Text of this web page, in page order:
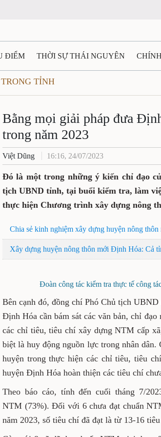
ĐIỂM THỜI SỰ THÁI NGUYÊN
- AN NINH
- ĐẤT NƯỚC QUỐC TẾ TÀI
CHÍNH SÁCH MỚI
TỈNH
Bằng mọi giải pháp đưa
trong năm 2023
Việt Dũng 16:16, 24/07/2023
Đó là một trong những ý kiến chỉ đạo
tịch UBND tỉnh, tại buổi kiểm tra, làm
thực hiện Chương trình xây dựng nông
Chia sẻ kinh nghiệm xây dựng huyện nông
Xây dựng huyện nông thôn mới Định Hóa: Cả
Đoàn công tác kiểm tra thực tế công
Bên cạnh đó, đồng chí Phó Chủ tịch
Định Hóa cần bám sát các văn bản, chỉ
các chỉ tiêu, tiêu chí xây dựng NTM cấp
biệt là huy động nguồn lực trong nhân
huyện trong thực hiện các chỉ tiêu, tiêu
huyện Định Hóa hoàn thiện các tiêu chí
Theo báo cáo, tính đến cuối tháng 7/
NTM (73%). Đối với 6 chưa đạt chuẩn
năm 2023, số tiêu chí đã đạt là từ 13-16